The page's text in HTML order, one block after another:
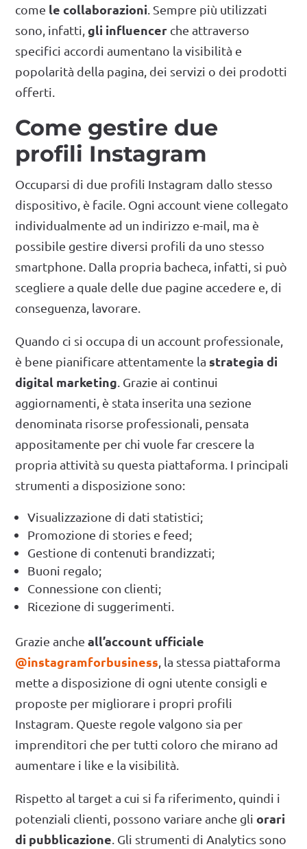
come le collaborazioni. Sempre più utilizzati
sono, infatti,gli influencer che attraverso
specifici accordi aumentano la visibilità e
popolarità della pagina, dei servizi o dei prodotti
offerti.
Come gestire due
profili Instagram
Occuparsi di due profili Instagram dallo stesso
dispositivo, è facile. Ogni account viene collegato
individualmente ad un indirizzo e-mail, ma è
possibile gestire diversi profili da uno stesso
smartphone. Dalla propria bacheca, infatti, si può
scegliere a quale delle due pagine accedere e, di
conseguenza, lavorare.
Quando ci si occupa di un account professionale,
è bene pianificare attentamente la strategia di
digital marketing. Grazie ai continui
aggiornamenti, è stata inserita una sezione
denominata risorse professionali, pensata
appositamente per chi vuole far crescere la
propria attività su questa piattaforma. I principali
strumenti a disposizione sono:
Visualizzazione di dati statistici;
Promozione di stories e feed;
Gestione di contenuti brandizzati;
Buoni regalo;
Connessione con clienti;
Ricezione di suggerimenti.
Grazie ancheall’account ufficiale
@instagramforbusiness, la stessa piattaforma
mette a disposizione di ogni utente consigli e
proposte per migliorare i propri profili
Instagram. Queste regole valgono sia per
imprenditori che per tutti coloro che mirano ad
aumentare i like e la visibilità.
Rispetto al target a cui si fa riferimento, quindi i
potenziali clienti, possono variare anche gliorari
di pubblicazione. Gli strumenti di Analytics sono